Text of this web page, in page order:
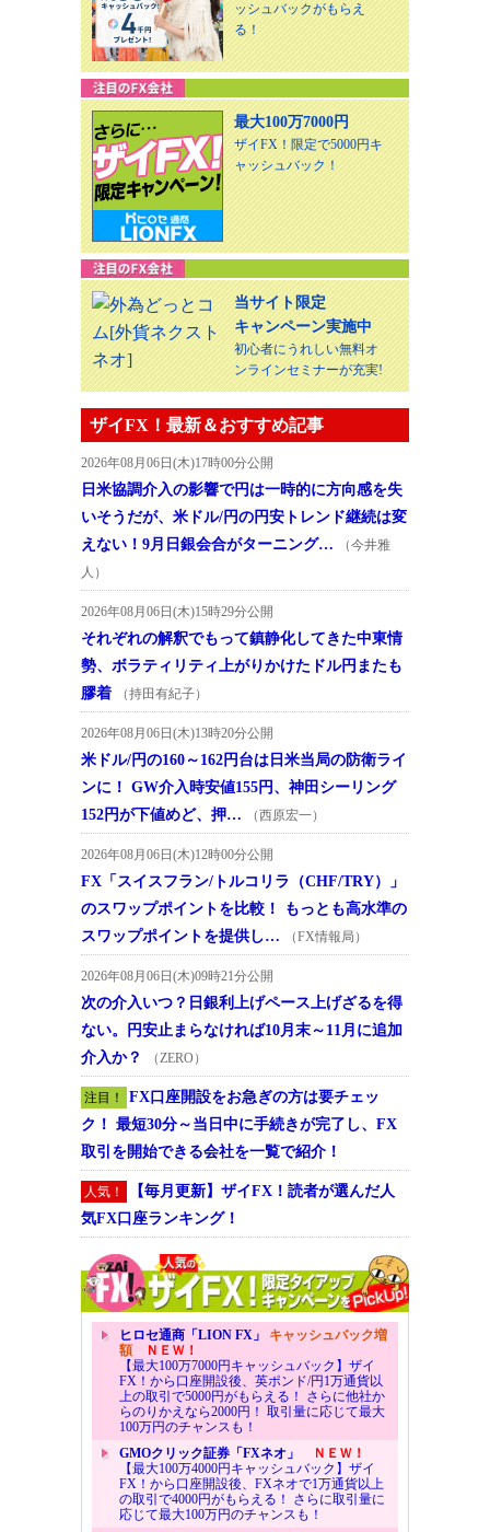
ッシュバックがもらえ
る！
最大100万7000円
ザイFX！限定で5000円キ
ャッシュバック！
当サイト限定
キャンペーン実施中
初心者にうれしい無料オ
ンラインセミナーが充実!
ザイFX！最新＆おすすめ記事
2026年08月06日(木)17時00分公開
日米協調介入の影響で円は一時的に方向感を失
いそうだが、米ドル/円の円安トレンド継続は変
えない！9月日銀会合がターニング…
（今井雅
人）
2026年08月06日(木)15時29分公開
それぞれの解釈でもって鎮静化してきた中東情
勢、ボラティリティ上がりかけたドル円またも
膠着
（持田有紀子）
2026年08月06日(木)13時20分公開
米ドル/円の160～162円台は日米当局の防衛ライ
ンに！ GW介入時安値155円、神田シーリング
152円が下値めど、押…
（西原宏一）
2026年08月06日(木)12時00分公開
FX「スイスフラン/トルコリラ（CHF/TRY）」
のスワップポイントを比較！ もっとも高水準の
スワップポイントを提供し…
（FX情報局）
2026年08月06日(木)09時21分公開
次の介入いつ？日銀利上げペース上げざるを得
ない。円安止まらなければ10月末～11月に追加
介入か？
（ZERO）
注目！
FX口座開設をお急ぎの方は要チェッ
ク！ 最短30分～当日中に手続きが完了し、FX
取引を開始できる会社を一覧で紹介！
人気！
【毎月更新】ザイFX！読者が選んだ人
気FX口座ランキング！
ヒロセ通商「LION FX」 キャッシュバック増
額ＮＥＷ！
【最大100万7000円キャッシュバック】ザイ
FX！から口座開設後、英ポンド/円1万通貨以
上の取引で5000円がもらえる！ さらに他社か
らのりかえなら2000円！ 取引量に応じて最大
100万円のチャンスも！
GMOクリック証券「FXネオ」
ＮＥＷ！
【最大100万4000円キャッシュバック】ザイ
FX！から口座開設後、FXネオで1万通貨以上
の取引で4000円がもらえる！ さらに取引量に
応じて最大100万円のチャンスも！